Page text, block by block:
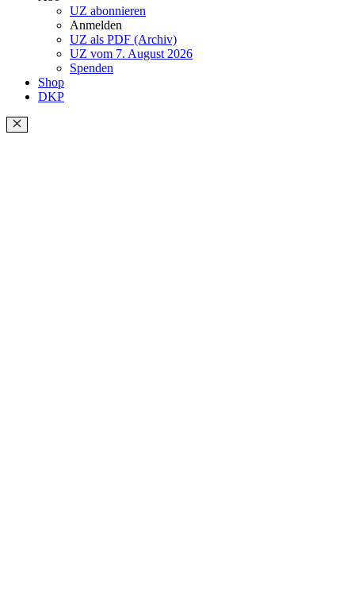
UZ abonnieren
Anmelden
UZ als PDF (Archiv)
UZ vom 7. August 2026
Spenden
Shop
DKP
Schließen